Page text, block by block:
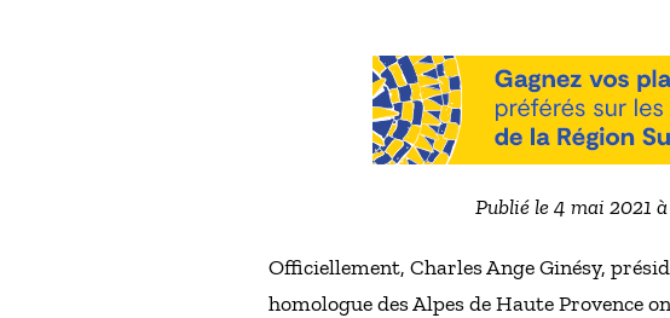
Publié le 4 mai 2021
Officiellement, Charles Ange Ginésy,
homologue des Alpes de Haute Provence